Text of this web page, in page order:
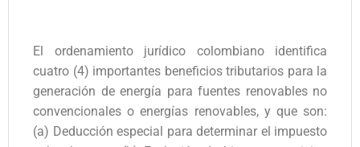
El ordenamiento jurídico colombiano identifica
cuatro (4) importantes beneficios tributarios para la
generación de energía para fuentes renovables no
convencionales o energías renovables, y que son:
(a) Deducción especial para determinar el impuesto